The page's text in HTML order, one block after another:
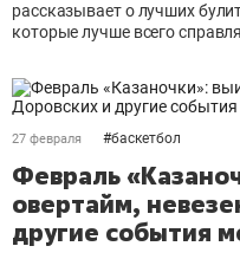
рассказывает о лучших
которые лучше всего
27 февраля #баскетбол
Февраль
овертайм,
другие события